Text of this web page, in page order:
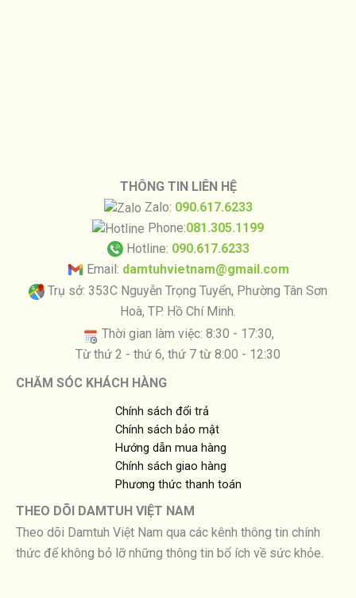
THÔNG TIN LIÊN HỆ
Zalo: 090.617.6233
Phone:081.305.1199
Hotline: 090.617.6233
Email: damtuhvietnam@gmail.com
Trụ sở: 353C Nguyễn Trọng Tuyển, Phường Tân Sơn
Hoà, TP. Hồ Chí Minh.
Thời gian làm việc: 8:30 - 17:30,
Từ thứ 2 - thứ 6, thứ 7 từ 8:00 - 12:30
CHĂM SÓC KHÁCH HÀNG
Chính sách đổi trả
Chính sách bảo mật
Hướng dẫn mua hàng
Chính sách giao hàng
Phương thức thanh toán
THEO DÕI DAMTUH VIỆT NAM
Theo dõi Damtuh Việt Nam qua các kênh thông tin chính
thức để không bỏ lỡ những thông tin bổ ích về sức khỏe.